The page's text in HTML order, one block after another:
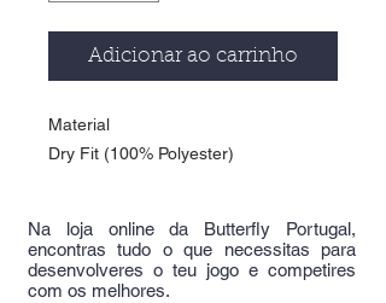
Adicionar ao carrinho
Material
Dry Fit (100% Polyester)
Na loja online da Butterfly Portugal,
encontras tudo o que necessitas para
desenvolveres o teu jogo e competires
com os melhores.